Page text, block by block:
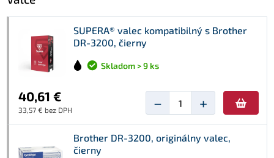
SUPERA® valec kompatibilný s Brother
DR-3200, čierny
Skladom > 9 ks
40,61 €
33,57 € bez DPH − +
Brother DR-3200, originálny valec,
čierny